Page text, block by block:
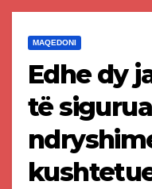
MAQEDONI
Edhe dy
të